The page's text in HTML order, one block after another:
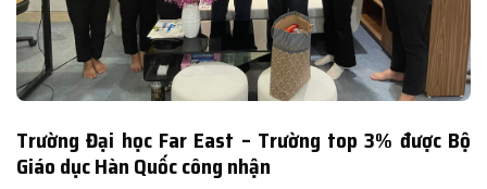
Trường Đại học Far East – Trường top 3% được Bộ
Giáo dục Hàn Quốc công nhận